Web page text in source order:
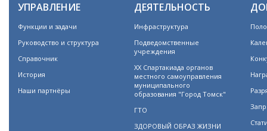
УПРАВЛЕНИЕ
Функции и задачи
Руководство и структура
Справочник
История
Наши партнёры
ДЕЯТЕЛЬНОСТЬ
Инфраструктура
Подведомственные
учреждения
XX Спартакиада органов
местного самоуправления
муниципального
образования "Город Томск"
ГТО
ЗДОРОВЫЙ ОБРАЗ ЖИЗНИ